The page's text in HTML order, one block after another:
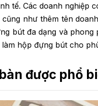
tế. Các doanh nghiệp
như thêm tên
bút đa dạng và
hộp đựng bút cho
được phổ